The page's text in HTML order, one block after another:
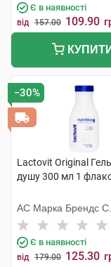
Є в наявності
від 157.00 109.90
КУПИТИ
−30%
Lactovit Original
душу 300 мл 1
АС Марка Брендс
Є в наявності
від 179.00 125.30